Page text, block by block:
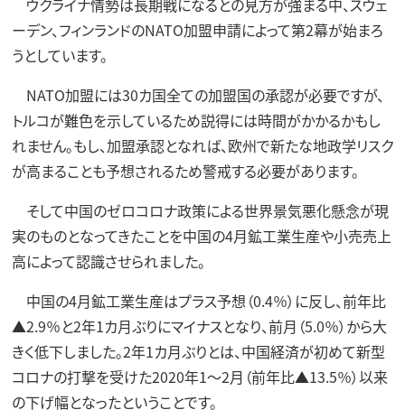
ウクライナ情勢は長期戦になるとの見方が強まる中、スウェ
ーデン、フィンランドのNATO加盟申請によって第2幕が始まろ
うとしています。
NATO加盟には30カ国全ての加盟国の承認が必要ですが、
トルコが難色を示しているため説得には時間がかかるかもし
れません。もし、加盟承認となれば、欧州で新たな地政学リスク
が高まることも予想されるため警戒する必要があります。
そして中国のゼロコロナ政策による世界景気悪化懸念が現
実のものとなってきたことを中国の4月鉱工業生産や小売売上
高によって認識させられました。
中国の4月鉱工業生産はプラス予想（0.4％）に反し、前年比
▲2.9％と2年1カ月ぶりにマイナスとなり、前月（5.0％）から大
きく低下しました。2年1カ月ぶりとは、中国経済が初めて新型
コロナの打撃を受けた2020年1～2月（前年比▲13.5％）以来
の下げ幅となったということです。